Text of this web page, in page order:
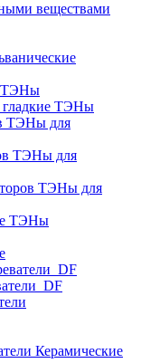
веществами
ТЭНы
гладкие ТЭНы
ТЭНы для
ТЭНы для
ТЭНы для
ТЭНы
Керамические